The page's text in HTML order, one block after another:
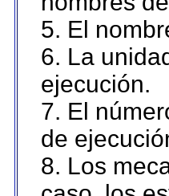
5. El
6. La
ejecución.
7. El
de
8. Los